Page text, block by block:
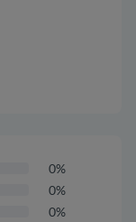
0%
0%
0%